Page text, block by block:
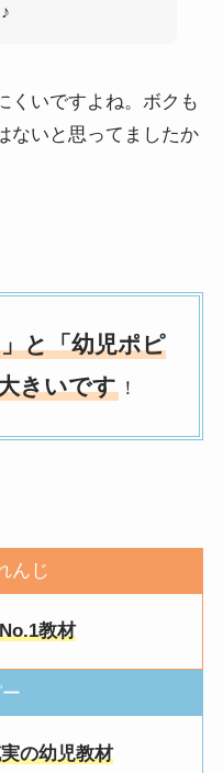
くいですよね。ボクも
ないと思ってましたか
と「幼児ポピ
きいです ！
んじ
教材
の幼児教材